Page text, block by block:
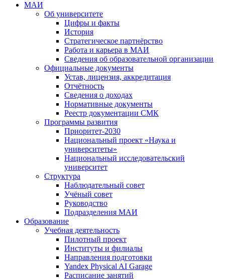
МАИ
Об университете
Цифры и факты
История
Стратегическое партнёрство
Работа и карьера в МАИ
Сведения об образовательной организации
Официальные документы
Устав, лицензия, аккредитация
Отчётность
Сведения о доходах
Нормативные документы
Реестр документации СМК
Программы развития
Приоритет-2030
Национальный проект «Наука и
университеты»
Национальный исследовательский
университет
Структура
Наблюдательный совет
Учёный совет
Руководство
Подразделения МАИ
Образование
Учебная деятельность
Пилотный проект
Институты и филиалы
Направления подготовки
Yandex Physical AI Garage
Расписание занятий